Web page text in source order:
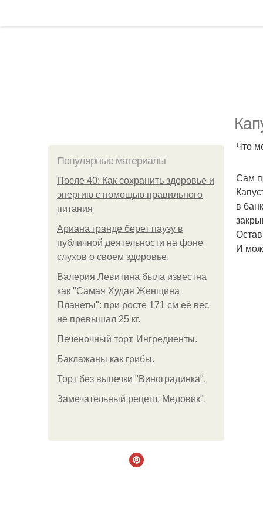
Популярные материалы
После 40: Как сохранить здоровье и
энергию с помощью правильного
питания
Ариана гранде берет паузу в
публичной деятельности на фоне
слухов о своем здоровье.
Валерия Левитина была известна
как "Самая Худая Женщина
Планеты": при росте 171 см её вес
не превышал 25 кг.
Печеночный торт. Ингредиенты.
Баклажаны как грибы.
Торт без выпечки "Виноградинка".
Замечательный рецепт. Медовик".
Что
Сам
в
И